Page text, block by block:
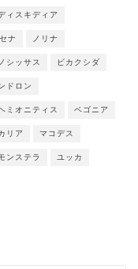
ィスキディア
ナ ノリナ
シッサス ビカクシダ
ドロン
ミオニティス ベゴニア
リア マコデス
ンステラ ユッカ